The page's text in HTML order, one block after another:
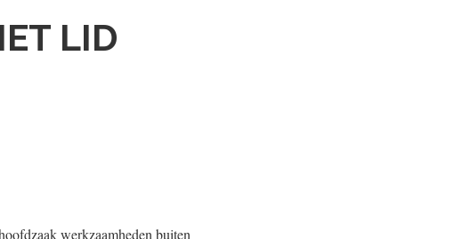
LID
werkzaamheden buiten